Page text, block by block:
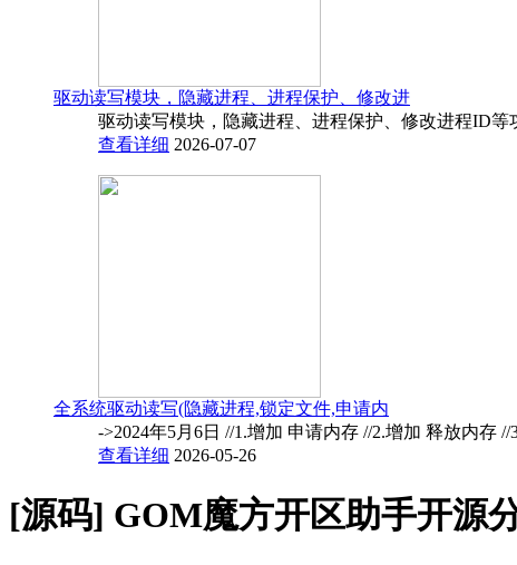
驱动读写模块，隐藏进程、进程保护、修改进
驱动读写模块，隐藏进程、进程保护、修改进程ID等
查看详细 2026-07-07
全系统驱动读写(隐藏进程,锁定文件,申请内
->2024年5月6日 //1.增加 申请内存 //2.增加 释放内存
查看详细 2026-05-26
[源码] GOM魔方开区助手开源